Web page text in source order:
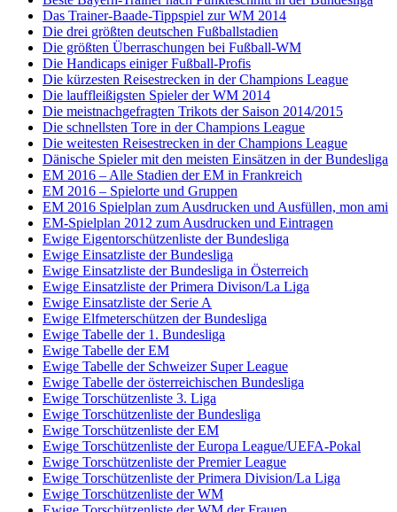
Das Trainer-Baade-Tippspiel zur WM 2014
Die drei größten deutschen Fußballstadien
Die größten Überraschungen bei Fußball-WM
Die Handicaps einiger Fußball-Profis
Die kürzesten Reisestrecken in der Champions League
Die lauffleißigsten Spieler der WM 2014
Die meistnachgefragten Trikots der Saison 2014/2015
Die schnellsten Tore in der Champions League
Die weitesten Reisestrecken in der Champions League
Dänische Spieler mit den meisten Einsätzen in der Bundesliga
EM 2016 – Alle Stadien der EM in Frankreich
EM 2016 – Spielorte und Gruppen
EM 2016 Spielplan zum Ausdrucken und Ausfüllen, mon ami
EM-Spielplan 2012 zum Ausdrucken und Eintragen
Ewige Eigentorschützenliste der Bundesliga
Ewige Einsatzliste der Bundesliga
Ewige Einsatzliste der Bundesliga in Österreich
Ewige Einsatzliste der Primera Divison/La Liga
Ewige Einsatzliste der Serie A
Ewige Elfmeterschützen der Bundesliga
Ewige Tabelle der 1. Bundesliga
Ewige Tabelle der EM
Ewige Tabelle der Schweizer Super League
Ewige Tabelle der österreichischen Bundesliga
Ewige Torschützenliste 3. Liga
Ewige Torschützenliste der Bundesliga
Ewige Torschützenliste der EM
Ewige Torschützenliste der Europa League/UEFA-Pokal
Ewige Torschützenliste der Premier League
Ewige Torschützenliste der Primera Division/La Liga
Ewige Torschützenliste der WM